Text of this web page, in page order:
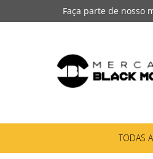
Faça parte de nosso
TODAS